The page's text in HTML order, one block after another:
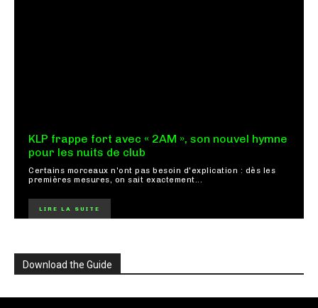
KLP frappe fort avec « 2AM », son nouvel hymne
pour les nuits de club
Certains morceaux n'ont pas besoin d'explication : dès les
premières mesures, on sait exactement...
LIRE LA SUITE
Download the Guide